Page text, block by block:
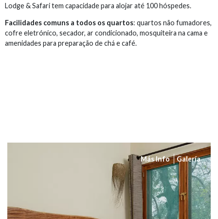
Lodge & Safari tem capacidade para alojar até 100 hóspedes.
Facilidades comuns a todos os quartos: quartos não fumadores,
cofre eletrónico, secador, ar condicionado, mosquiteira na cama e
amenidades para preparação de chá e café.
Más Info Galería